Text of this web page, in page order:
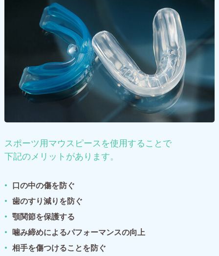
スポーツ用マウスピースを使用することで
下記のメリットがあります。
口の中の傷を防ぐ
歯のすり減りを防ぐ
顎関節を保護する
噛み締めによるパフォーマンスの向上
相手を傷つけることを防ぐ